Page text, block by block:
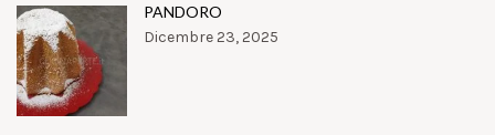
PANDORO
Dicembre 23, 2025